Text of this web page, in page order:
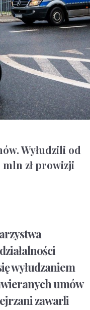
Wyłudzili od
zł prowizji
wyłudzaniem
umów
zawarli